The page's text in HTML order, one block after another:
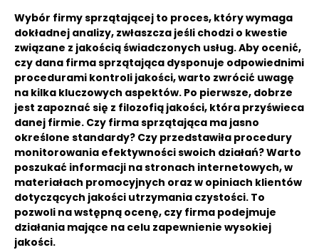
Wybór firmy sprzątającej to proces, który wymaga
dokładnej analizy, zwłaszcza jeśli chodzi o kwestie
związane z jakością świadczonych usług. Aby ocenić,
czy dana firma sprzątająca dysponuje odpowiednimi
procedurami kontroli jakości, warto zwrócić uwagę
na kilka kluczowych aspektów. Po pierwsze, dobrze
jest zapoznać się z filozofią jakości, która przyświeca
danej firmie. Czy firma sprzątająca ma jasno
określone standardy? Czy przedstawiła procedury
monitorowania efektywności swoich działań? Warto
poszukać informacji na stronach internetowych, w
materiałach promocyjnych oraz w opiniach klientów
dotyczących jakości utrzymania czystości. To
pozwoli na wstępną ocenę, czy firma podejmuje
działania mające na celu zapewnienie wysokiej
jakości.